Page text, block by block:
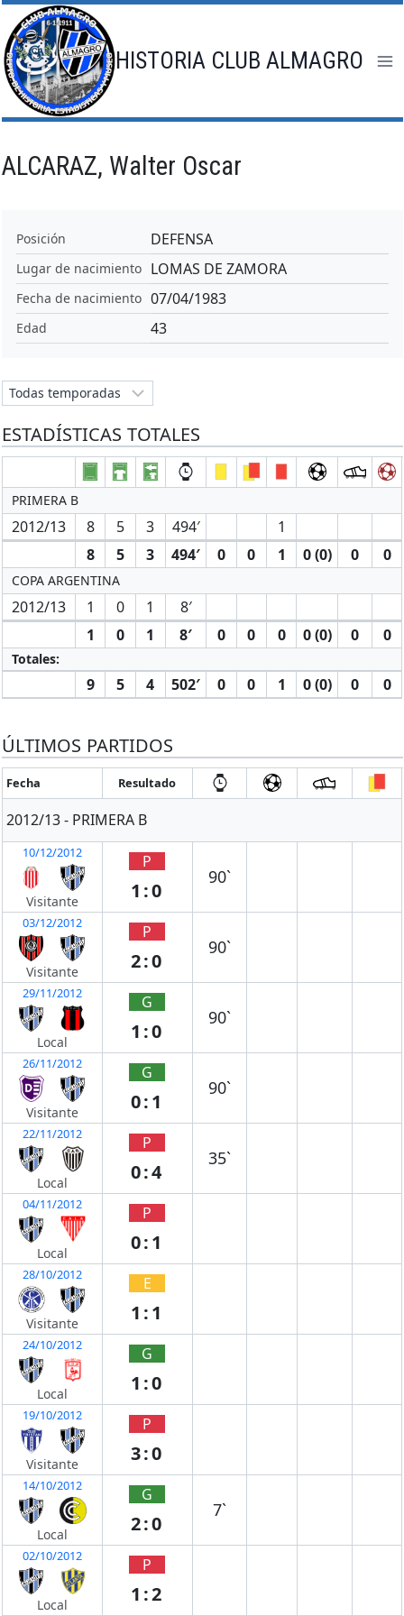
Saltar
al
contenido
HISTORIA CLUB ALMAGRO
ALCARAZ, Walter Oscar
Posición DEFENSA
Lugar de nacimiento LOMAS DE ZAMORA
Fecha de nacimiento 07/04/1983
Edad 43
ESTADÍSTICAS TOTALES
PRIMERA B
2012/13 8 5 3 494′
1
8
5 3 494′ 0 0 1 0 (0) 0 0
COPA ARGENTINA
2012/13 1 0 1
8′
1
0 1 8′ 0 0 0 0 (0) 0 0
Totales:
9 5 4 502′ 0 0 1 0 (0) 0 0
ÚLTIMOS PARTIDOS
Fecha Resultado
2012/13 - PRIMERA B
10/12/2012
Visitante
P
1:0
90`
03/12/2012
Visitante
P
2:0
90`
29/11/2012
Local
G
1:0
90`
26/11/2012
Visitante
G
0:1
90`
22/11/2012
Local
P
0:4
35`
04/11/2012
Local
P
0:1
28/10/2012
Visitante
E
1:1
24/10/2012
Local
G
1:0
19/10/2012
Visitante
P
3:0
14/10/2012
Local
G
2:0
7`
02/10/2012
Local
P
1:2